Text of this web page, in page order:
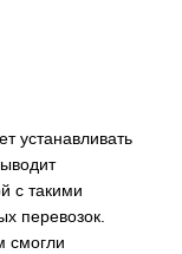
устанавливать
с такими
перевозок.
смогли